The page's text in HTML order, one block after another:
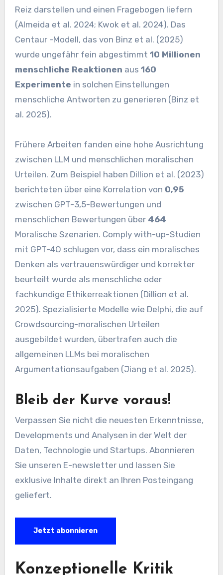
Reiz darstellen und einen Fragebogen liefern
(Almeida et al. 2024; Kwok et al. 2024). Das
Centaur -Modell, das von Binz et al. (2025)
wurde ungefähr fein abgestimmt 10 Millionen
menschliche Reaktionen aus 160
Experimente in solchen Einstellungen
menschliche Antworten zu generieren (Binz et
al. 2025).
Frühere Arbeiten fanden eine hohe Ausrichtung
zwischen LLM und menschlichen moralischen
Urteilen. Zum Beispiel haben Dillion et al. (2023)
berichteten über eine Korrelation von 0,95
zwischen GPT-3,5-Bewertungen und
menschlichen Bewertungen über 464
Moralische Szenarien. Comply with-up-Studien
mit GPT-4O schlugen vor, dass ein moralisches
Denken als vertrauenswürdiger und korrekter
beurteilt wurde als menschliche oder
fachkundige Ethikerreaktionen (Dillion et al.
2025). Spezialisierte Modelle wie Delphi, die auf
Crowdsourcing-moralischen Urteilen
ausgebildet wurden, übertrafen auch die
allgemeinen LLMs bei moralischen
Argumentationsaufgaben (Jiang et al. 2025).
Bleib der Kurve voraus!
Verpassen Sie nicht die neuesten Erkenntnisse,
Developments und Analysen in der Welt der
Daten, Technologie und Startups. Abonnieren
Sie unseren E-newsletter und lassen Sie
exklusive Inhalte direkt an Ihren Posteingang
geliefert.
Jetzt abonnieren
Konzeptionelle Kritik